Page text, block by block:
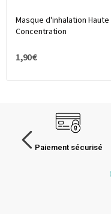
Masque d'inhalation Haute
Concentration
1,90 €
Paiement sécurisé